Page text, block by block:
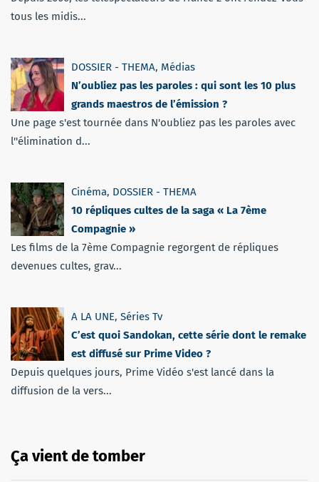
tous les midis...
DOSSIER - THEMA, Médias
N’oubliez pas les paroles : qui sont les 10 plus
grands maestros de l’émission ?
Une page s'est tournée dans N'oubliez pas les paroles avec
l''élimination d...
Cinéma, DOSSIER - THEMA
10 répliques cultes de la saga « La 7ème
Compagnie »
Les films de la 7ème Compagnie regorgent de répliques
devenues cultes, grav...
A LA UNE, Séries Tv
C’est quoi Sandokan, cette série dont le remake
est diffusé sur Prime Video ?
Depuis quelques jours, Prime Vidéo s'est lancé dans la
diffusion de la vers...
Ça vient de tomber